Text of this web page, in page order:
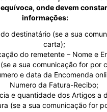
onde devem
informações:
destinatário (se a sua
carta);
do remetente – Nome e
a sua comunicação for por
e data da Encomenda
Numero da Fatura-Recibo;
e quantidade dos Artigos a
(se a sua comunicação for